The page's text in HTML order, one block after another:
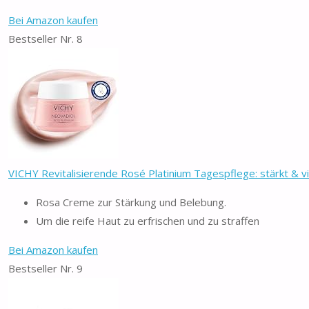
Bei Amazon kaufen
Bestseller Nr. 8
VICHY Revitalisierende Rosé Platinium Tagespflege: stärkt &
Rosa Creme zur Stärkung und Belebung.
Um die reife Haut zu erfrischen und zu straffen
Bei Amazon kaufen
Bestseller Nr. 9